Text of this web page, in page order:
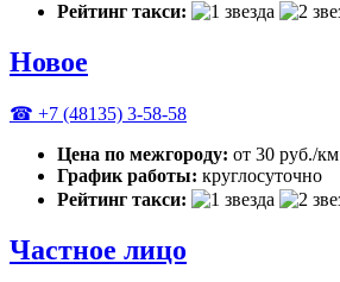
Рейтинг такси:
Новое
☎ +7 (48135) 3-58-58
Цена по межгороду: от 30 руб./км
График работы: круглосуточно
Рейтинг такси:
Частное лицо